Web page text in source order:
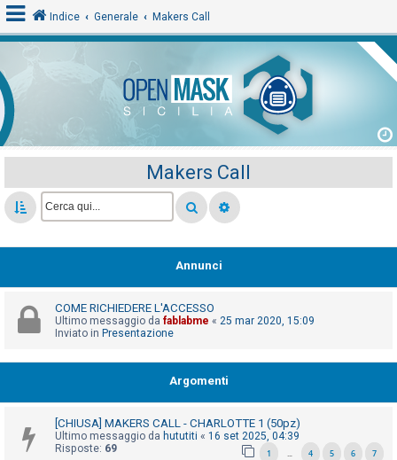
o
g
i
o
m
n
i
Indice Generale Makers Call
Makers Call
Annunci
COME RICHIEDERE L'ACCESSO
Ultimo messaggio da fablabme « 25 mar 2020, 15:09
Inviato in Presentazione
Argomenti
[CHIUSA] MAKERS CALL - CHARLOTTE 1 (50pz)
Ultimo messaggio da hututiti « 16 set 2025, 04:39
Risposte: 69 1 … 4 5 6 7